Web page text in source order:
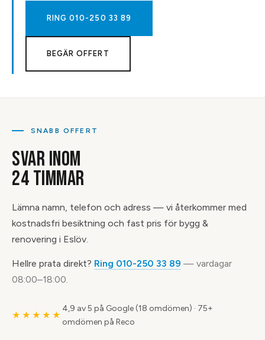
RING010-250 33 89
BEGÄR OFFERT
SNABB OFFERT
SVAR INOM
24 TIMMAR
Lämna namn, telefon och adress — vi återkommer med
kostnadsfri besiktning och fast pris för bygg &
renovering i Eslöv.
Hellre prata direkt? Ring 010-250 33 89 — vardagar
08:00–18:00.
★★★★★
4,9 av 5 på Google (18 omdömen) · 75+
omdömen på Reco